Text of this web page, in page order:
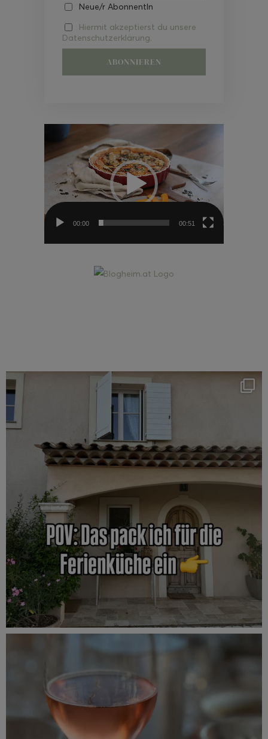
Neue/r AbonnentIn
Hiermit akzeptierst du unsere
Datenschutzerklärung.
Video-
00:00 00:51